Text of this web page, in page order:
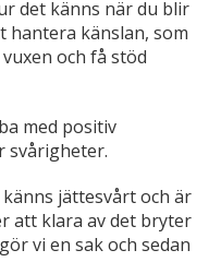
det känns när du blir
hantera känslan, som
och få stöd
med positiv
svårigheter.
jättesvårt och är
att klara av det bryter
vi en sak och sedan